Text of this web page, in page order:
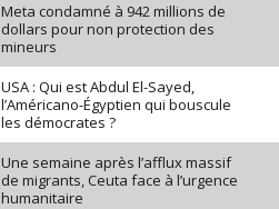
Meta condamné à 942 millions de
dollars pour non protection des
mineurs
USA : Qui est Abdul El-Sayed,
l’Américano-Égyptien qui bouscule
les démocrates ?
Une semaine après l’afflux massif
de migrants, Ceuta face à l’urgence
humanitaire